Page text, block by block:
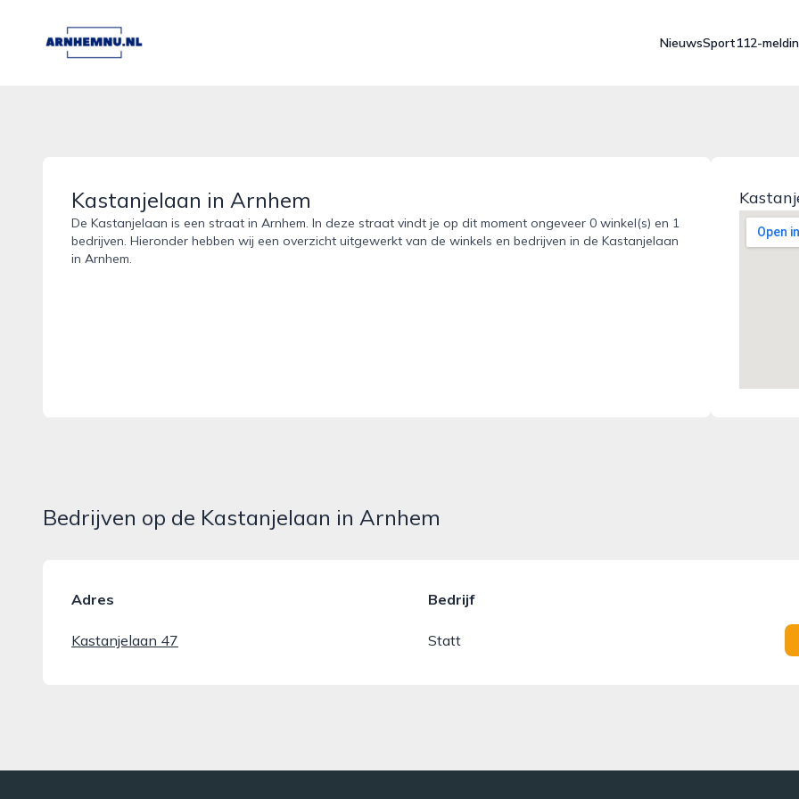
arnhemnu.nl
NieuwsSport112-
Kastanjelaan in Arnhem
De Kastanjelaan is een straat in Arnhem. In deze straat vindt je op dit moment ongeveer 0 winkel(s) en 1
bedrijven. Hieronder hebben wij een overzicht uitgewerkt van de winkels en bedrijven in de Kastanjelaan
in Arnhem.
Bedrijven op de Kastanjelaan in Arnhem
Adres Bedrijf
Kastanjelaan 47 Statt